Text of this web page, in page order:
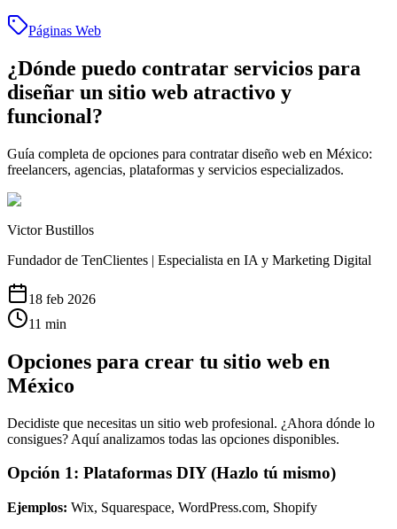
Páginas Web
¿Dónde puedo contratar servicios para
diseñar un sitio web atractivo y
funcional?
Guía completa de opciones para contratar diseño web en México:
freelancers, agencias, plataformas y servicios especializados.
Victor Bustillos
Fundador de TenClientes | Especialista en IA y Marketing Digital
18 feb 2026
11 min
Opciones para crear tu sitio web en
México
Decidiste que necesitas un sitio web profesional. ¿Ahora dónde lo
consigues? Aquí analizamos todas las opciones disponibles.
Opción 1: Plataformas DIY (Hazlo tú mismo)
Ejemplos: Wix, Squarespace, WordPress.com, Shopify